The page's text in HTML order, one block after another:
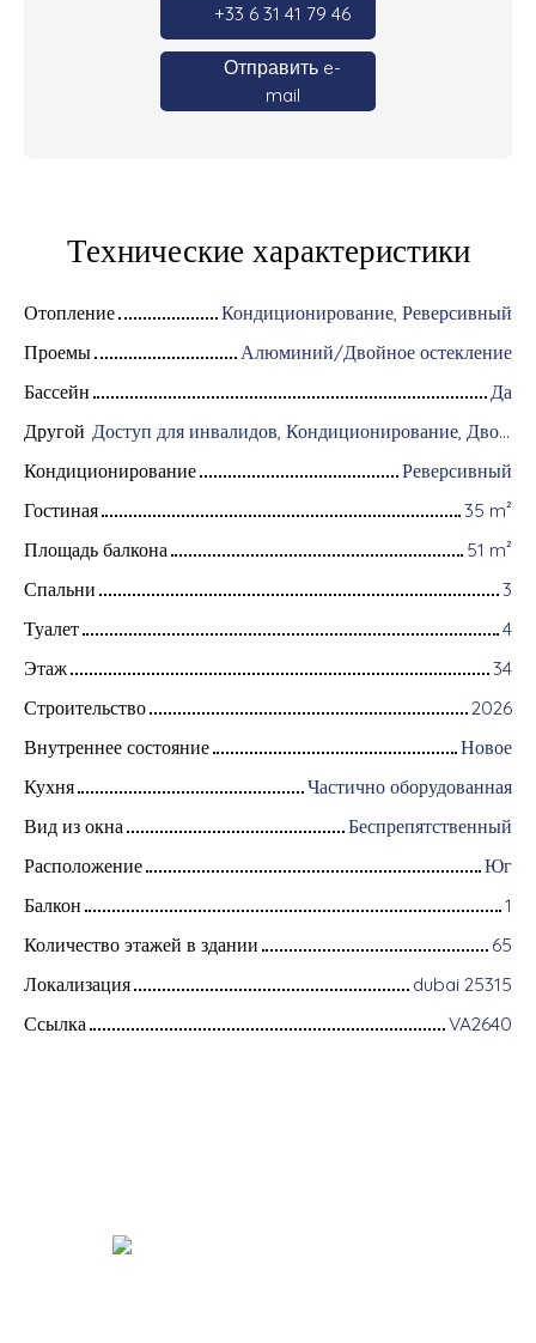
+33 6 31 41 79 46
Отправить e-
mail
Технические характеристики
Отопление
Кондиционирование, Реверсивный
Проемы
Алюминий/Двойное остекление
Бассейн
Да
Другой
Доступ для инвалидов, Кондиционирование, Дворник, Оборудование для домашней автоматизации, Оптоволоконный интернет, Хранитель, Интерком, Моторизованные ворота, Бронированная дверь, Система охранной сигнализации, Видеофон, Электрические жалюзи
Кондиционирование
Реверсивный
Гостиная
35 m²
Площадь балкона
51 m²
Спальни
3
Туалет
4
Этаж
34
Строительство
2026
Внутреннее состояние
Новое
Кухня
Частично оборудованная
Вид из окна
Беспрепятственный
Расположение
Юг
Балкон
1
Количество этажей в здании
65
Локализация
dubai 25315
Ссылка
VA2640